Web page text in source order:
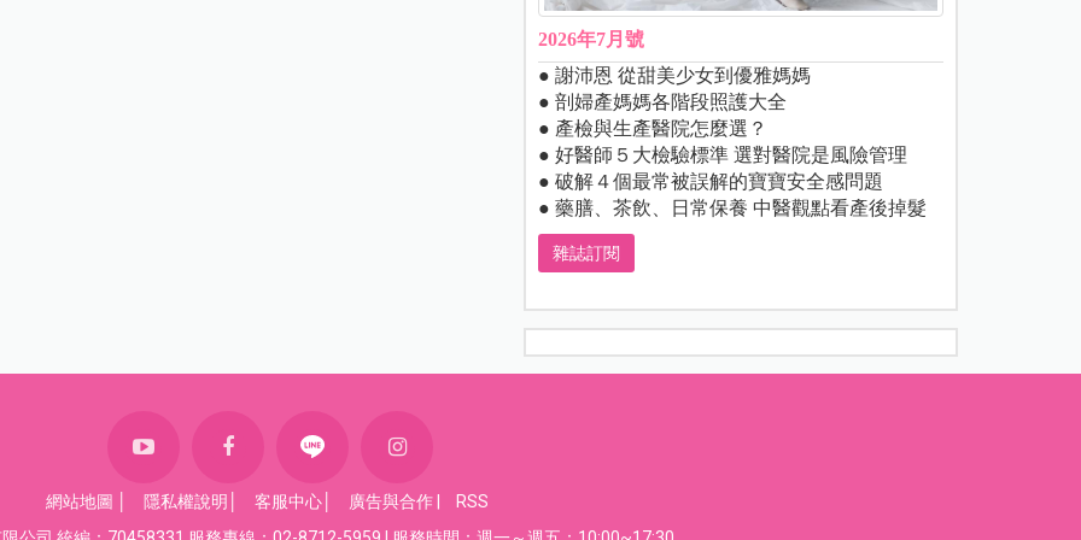
2026年7月號
● 謝沛恩 從甜美少女到優雅媽媽
● 剖婦產媽媽各階段照護大全
● 產檢與生產醫院怎麼選？
● 好醫師５大檢驗標準 選對醫院是風險管理
● 破解４個最常被誤解的寶寶安全感問題
● 藥膳、茶飲、日常保養 中醫觀點看產後掉髮
雜誌訂閱
網站地圖 隱私權說明 客服中心 廣告與合作
RSS